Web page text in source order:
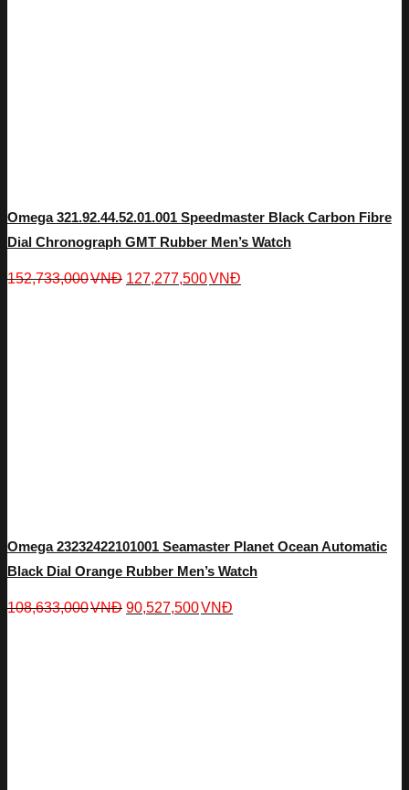
Omega 321.92.44.52.01.001 Speedmaster Black Carbon Fibre
Dial Chronograph GMT Rubber Men’s Watch
152,733,000VNĐ 127,277,500VNĐ
Omega 23232422101001 Seamaster Planet Ocean Automatic
Black Dial Orange Rubber Men’s Watch
108,633,000VNĐ 90,527,500VNĐ